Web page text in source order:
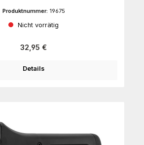
Produktnummer: 19675
Nicht vorrätig
Regulärer Preis:
32,95 €
Details